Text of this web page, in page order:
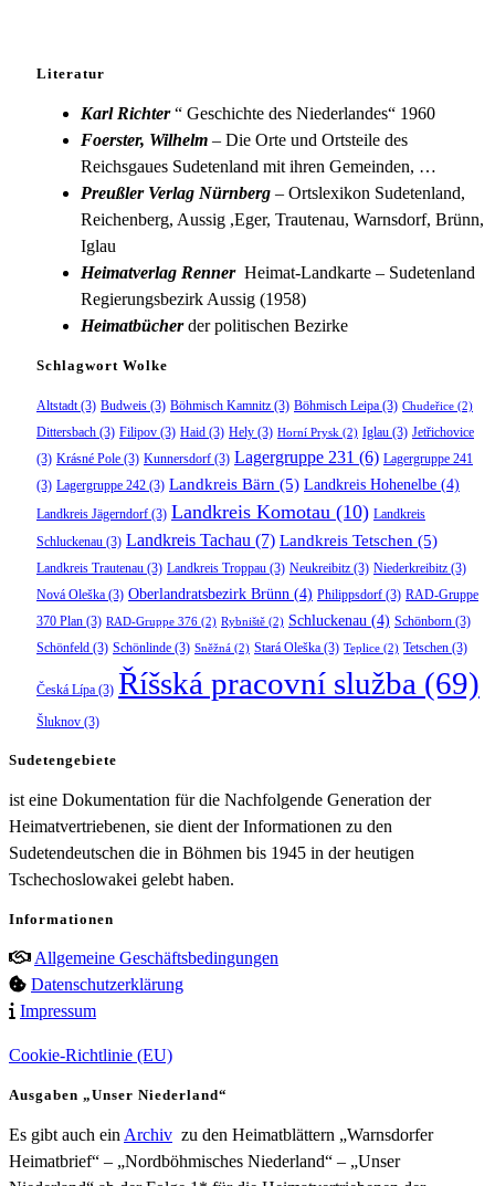
Literatur
Karl Richter“ Geschichte des Niederlandes“ 1960
Foerster, Wilhelm – Die Orte und Ortsteile des
Reichsgaues Sudetenland mit ihren Gemeinden, …
Preußler Verlag Nürnberg – Ortslexikon Sudetenland,
Reichenberg, Aussig ,Eger, Trautenau, Warnsdorf, Brünn,
Iglau
Heimatverlag Renner Heimat-Landkarte – Sudetenland
Regierungsbezirk Aussig (1958)
Heimatbücherder politischen Bezirke
Schlagwort Wolke
Altstadt(3) Budweis (3) Böhmisch Kamnitz (3) Böhmisch Leipa (3) Chudeřice (2)
Dittersbach (3) Filipov (3) Haid (3) Hely (3) Horní Prysk (2) Iglau (3) Jetřichovice
(3) Krásné Pole (3) Kunnersdorf (3) Lagergruppe 231 (6) Lagergruppe 241
(3) Lagergruppe 242 (3) Landkreis Bärn (5) Landkreis Hohenelbe (4)
Landkreis Jägerndorf (3) Landkreis Komotau (10) Landkreis
Schluckenau (3) Landkreis Tachau (7) Landkreis Tetschen (5)
Landkreis Trautenau (3) Landkreis Troppau (3) Neukreibitz (3) Niederkreibitz (3)
Nová Oleška (3) Oberlandratsbezirk Brünn (4) Philippsdorf (3) RAD-Gruppe
370 Plan (3) RAD-Gruppe 376 (2) Rybniště (2) Schluckenau (4) Schönborn (3)
Schönfeld (3) Schönlinde (3) Sněžná (2) Stará Oleška (3) Teplice (2) Tetschen (3)
Česká Lípa (3) Říšská pracovní služba (69)
Šluknov (3)
Sudetengebiete
ist eine Dokumentation für die Nachfolgende Generation der
Heimatvertriebenen, sie dient der Informationen zu den
Sudetendeutschen die in Böhmen bis 1945 in der heutigen
Tschechoslowakei gelebt haben.
Informationen
Allgemeine Geschäftsbedingungen
Datenschutzerklärung
Impressum
Cookie-Richtlinie (EU)
Ausgaben „Unser Niederland“
Es gibt auch ein Archiv zu den Heimatblättern „Warnsdorfer
Heimatbrief“ – „Nordböhmisches Niederland“ – „Unser